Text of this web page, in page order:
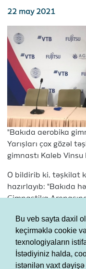
Bu veb sayta daxil
keçirməklə cookie
texnologiyaların
İstədiyiniz halda,
istənilən vaxt
22 may 2021
"Bakıda aerobika
Yarışları çox gözəl
gimnastı Kaleb
O bildirib ki, təşkilat
hazırlayıb: "Bakıda
Gimnastika
Gimnast ilk dəfə
dəfə gəlmişəm və
yarışlarda layiqincə
"Trend" İnformasiya